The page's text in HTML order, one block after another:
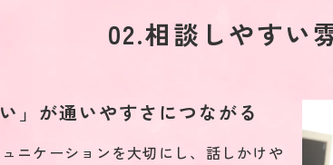
02.相談しやすい
」が通いやすさにつながる
ニケーションを大切にし、話しかけや